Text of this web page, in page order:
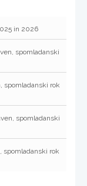
in 2026
spomladanski
spomladanski rok
spomladanski
spomladanski rok